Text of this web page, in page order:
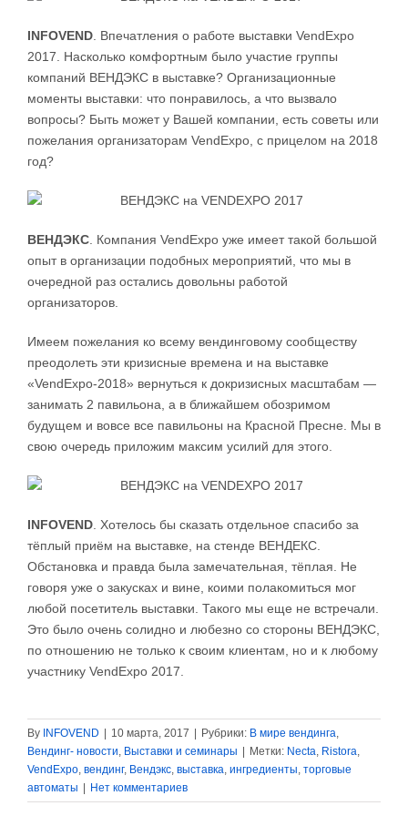
INFOVEND . Впечатления о работе выставки VendExpo
2017. Насколько комфортным было участие группы
компаний ВЕНДЭКС в выставке? Организационные
моменты выставки: что понравилось, а что вызвало
вопросы? Быть может у Вашей компании, есть советы или
пожелания организаторам VendExpo, с прицелом на 2018
год?
ВЕНДЭКС . Компания VendExpo уже имеет такой большой
опыт в организации подобных мероприятий, что мы в
очередной раз остались довольны работой
организаторов.
Имеем пожелания ко всему вендинговому сообществу
преодолеть эти кризисные времена и на выставке
«VendExpo-2018» вернуться к докризисных масштабам —
занимать 2 павильона, а в ближайшем обозримом
будущем и вовсе все павильоны на Красной Пресне. Мы в
свою очередь приложим максим усилий для этого.
INFOVEND . Хотелось бы сказать отдельное спасибо за
тёплый приём на выставке, на стенде ВЕНДЕКС.
Обстановка и правда была замечательная, тёплая. Не
говоря уже о закусках и вине, коими полакомиться мог
любой посетитель выставки. Такого мы еще не встречали.
Это было очень солидно и любезно со стороны ВЕНДЭКС,
по отношению не только к своим клиентам, но и к любому
участнику VendExpo 2017.
By INFOVEND 10 марта, 2017 Рубрики: В мире вендинга,
Вендинг- новости, Выставки и семинары Метки: Necta, Ristora,
VendExpo, вендинг, Вендэкс, выставка, ингредиенты, торговые
автоматы
Нет комментариев